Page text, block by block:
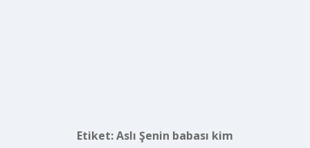
Etiket:Aslı Şenin babası kim